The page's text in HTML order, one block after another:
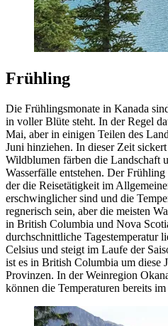
Frühling
Die Frühlingsmonate in Kanada
in voller Blüte steht. In der Regel
Mai, aber in einigen Teilen des
Juni hinziehen. In dieser Zeit
Wildblumen färben die Landschaft
Wasserfälle entstehen. Der
der die Reisetätigkeit im
erschwinglicher sind und die
regnerisch sein, aber die meisten
in British Columbia und Nova
durchschnittliche Tagestemperatur
Celsius und steigt im Laufe der
ist es in British Columbia um diese
Provinzen. In der Weinregion
können die Temperaturen bereits